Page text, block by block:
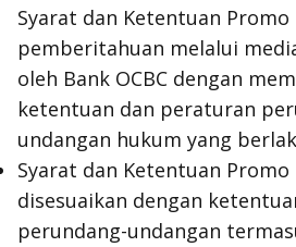
Syarat dan Ketentuan Promo
pemberitahuan melalui
oleh Bank OCBC dengan
ketentuan dan peraturan
undangan hukum yang
Syarat dan Ketentuan
disesuaikan dengan
perundang-undangan